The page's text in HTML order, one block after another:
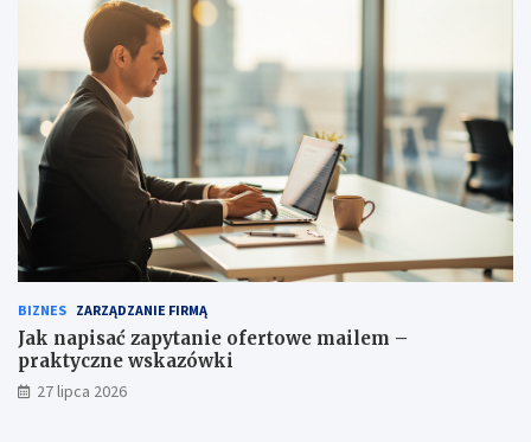
BIZNES ZARZĄDZANIE FIRMĄ
Jak napisać zapytanie ofertowe mailem –
praktyczne wskazówki
27 lipca 2026